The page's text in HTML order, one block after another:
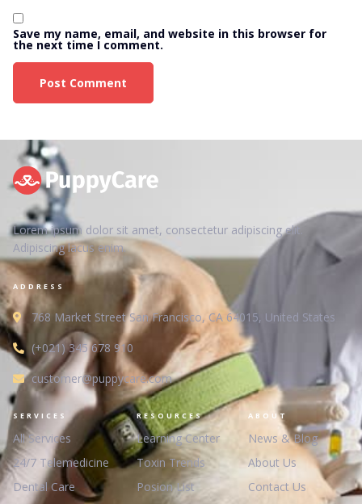
Save my name, email, and website in this browser for
the next time I comment.
Lorem ipsum dolor sit amet, consectetur adipiscing elit.
Adipiscing lacus enim.
ADDRESS
768 Market Street San Francisco, CA 64015, United States
(+021) 345 678 910
customer@puppycare.com
SERVICES
All Services
24/7 Telemedicine
Dental Care
RESOURCES
Learning Center
Toxin Trends
Posion List
ABOUT
News & Blog
About Us
Contact Us